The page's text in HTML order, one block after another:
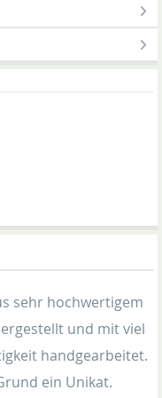
sehr hochwertigem
und mit viel
handgearbeitet.
ein Unikat.